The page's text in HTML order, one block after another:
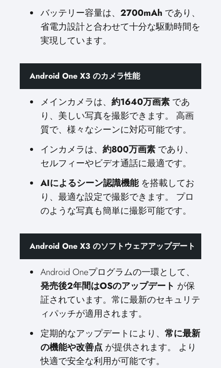
バッテリー容量は、 2700mAh であり、
省電力設計と合わせて十分な駆動時間を
実現しています。
Android One X3 のカメラ性能
メインカメラは、 約1640万画素 であ
り、美しい写真を撮影できます。 高画
質で、様々なシーンに対応可能です。
インカメラは、 約800万画素 であり、
セルフィーやビデオ通話に最適です。
AIによるシーン認識機能を搭載してお
り、最適な設定で撮影できます。 プロ
のような写真も簡単に撮影可能です。
Android One X3 のソフトウェアアップデート
Android Oneプログラムの一環として、
発売後2年間はOSのアップデート が保
証されています。常に最新のセキュリテ
ィパッチが適用されます。
定期的なアップデートにより、 常に最新
の機能や改善点 が提供されます。 より
快適で安全な利用が可能です。